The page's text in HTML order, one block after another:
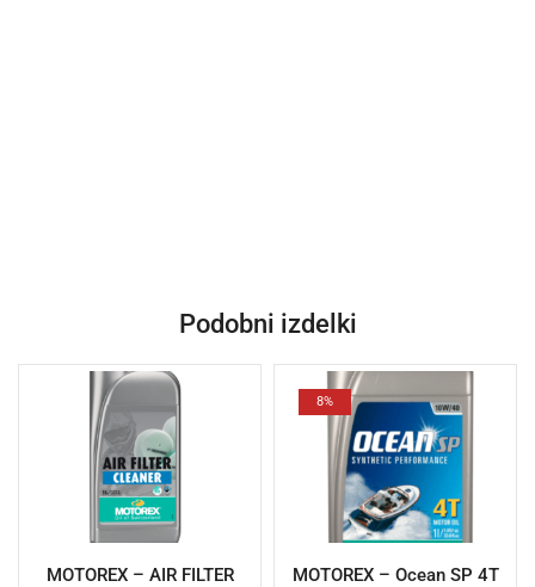
Podobni izdelki
MOTOREX – AIR FILTER
8%
MOTOREX – Ocean SP 4T